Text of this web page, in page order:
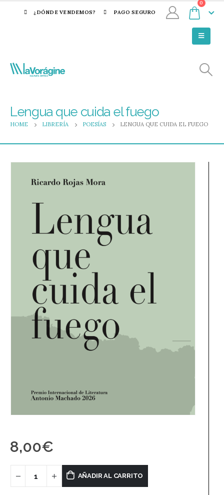
¿DÓNDE VENDEMOS? PAGO SEGURO
0
Lengua que cuida el fuego
HOME LIBRERÍA POESÍAS LENGUA QUE CUIDA EL FUEGO
8,00€
AÑADIR AL CARRITO